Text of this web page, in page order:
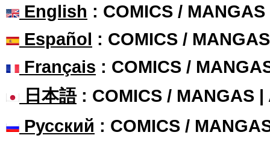
English : COMICS /
Español : COMICS /
Français : COMICS /
日本語: COMICS / MANGAS |
Русский : COMICS /